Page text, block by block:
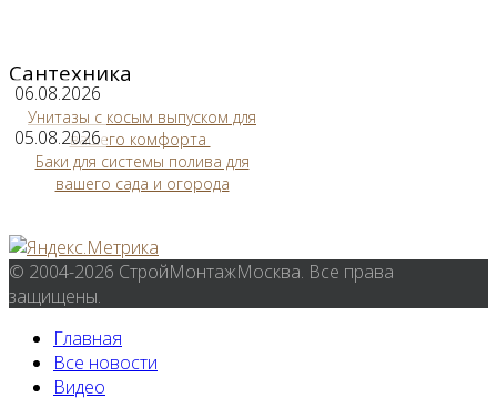
Сантехника
06.08.2026
Унитазы с косым выпуском для
вашего комфорта
05.08.2026
Баки для системы полива для
вашего сада и огорода
© 2004-2026 СтройМонтажМосква. Все права
защищены.
Главная
Все новости
Видео